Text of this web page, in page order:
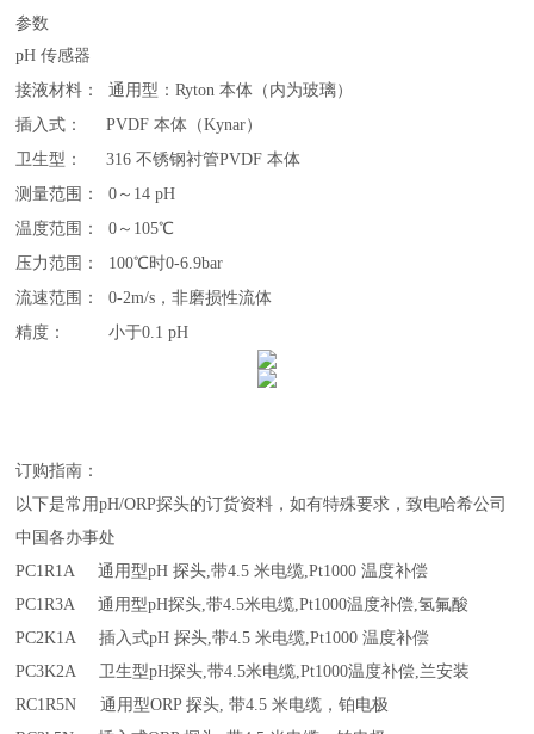
参数
pH 传感器
接液材料：
通用型：Ryton 本体（内为玻璃）
插入式：
PVDF 本体（Kynar）
卫生型：
316 不锈钢衬管PVDF 本体
测量范围：
0～14 pH
温度范围：
0～105℃
压力范围：
100℃时0-6.9bar
流速范围：
0-2m/s，非磨损性流体
精度：
小于0.1 pH
订购指南：
以下是常用pH/ORP探头的订货资料，如有特殊要求，致电哈希公司
中国各办事处
PC1R1A 通用型pH 探头,带4.5 米电缆,Pt1000 温度补偿
PC1R3A 通用型pH探头,带4.5米电缆,Pt1000温度补偿,氢氟酸
PC2K1A 插入式pH 探头,带4.5 米电缆,Pt1000 温度补偿
PC3K2A 卫生型pH探头,带4.5米电缆,Pt1000温度补偿,兰安装
RC1R5N 通用型ORP 探头, 带4.5 米电缆，铂电极